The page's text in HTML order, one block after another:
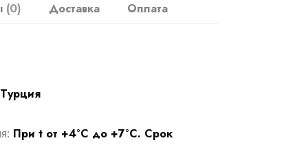
(0) Доставка Оплата
Турция
При t от +4°С до +7°С. Срок